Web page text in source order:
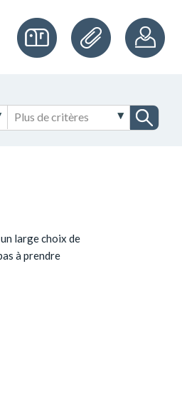
large choix de
à prendre